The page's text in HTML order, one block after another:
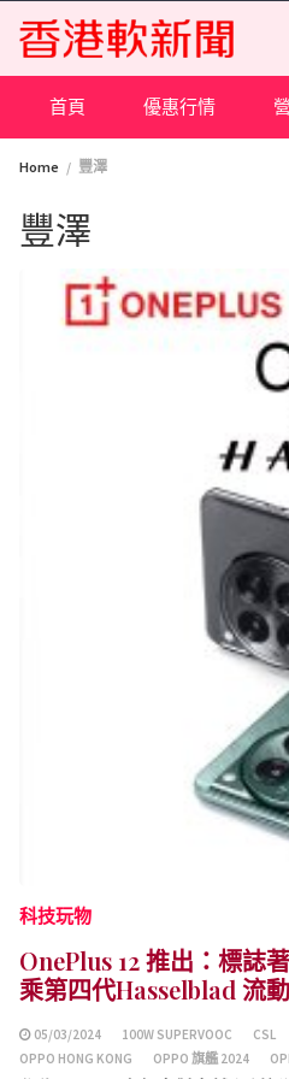
content
首頁 優惠行情
Home 豐澤
豐澤
科技玩物
OnePlus 12 推出：標誌
乘第四代Hasselblad 流
05/03/2024 100W SUPERVOOC CSL
OPPO HONG KONG
OPPO 旗艦 2024